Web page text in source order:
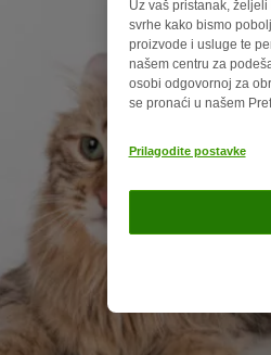
Uz vaš pristanak,
svrhe kako bismo
proizvode i usluge te
našem centru za
osobi odgovornoj za
se pronaći u našem
Prilagodite postavke